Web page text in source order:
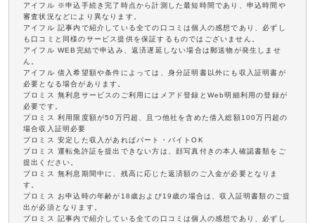
アイフル ※申込手続き完了時点から計測した最短時間であり、申込時間や
審査状況などにより異なります。
アイフル 記事内で紹介している全ての口コミは個人の感想であり、必ずし
も口コミと同様のサービス提供を保証するものではございません。
アイフル WEB完結で申込み、返済遅延しない場合は郵送物が発生しませ
ん。
アイフル 借入希望額や条件によっては、身分証明書以外にも収入証明書が
必要となる場合があります。
プロミス 無利息サービスのご利用にはメアド登録とWeb明細利用の登録が
必要です。
プロミス 利用限度額が50万円超、且つ他社を含めた借入総額100万円超の
場合収入証明必要
プロミス 安定した収入があればパート・バイトOK
プロミス 運転免許証を提出できない方は、顔写真付きの本人確認書類をご
提出ください。
プロミス 無利息期間中に、残高に応じた返済額のご入金が必要となりま
す。
プロミス お申込時の年齢が18歳および19歳の場合は、収入証明書類のご提
出が必須となります。
プロミス 記事内で紹介している全ての口コミは個人の感想であり、必ずし